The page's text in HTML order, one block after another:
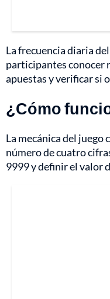
La frecuencia diaria
participantes conocer
apuestas y verificar si
¿Cómo
La mecánica del juego
número de cuatro
9999 y definir el valor